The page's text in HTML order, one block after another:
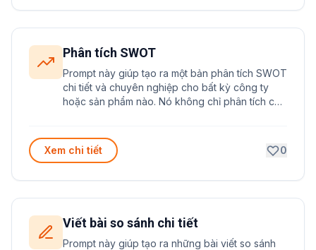
Phân tích SWOT
Prompt này giúp tạo ra một bản phân tích SWOT
chi tiết và chuyên nghiệp cho bất kỳ công ty
hoặc sản phẩm nào. Nó không chỉ phân tích các
Xem chi tiết
0
Viết bài so sánh chi tiết
Prompt này giúp tạo ra những bài viết so sánh